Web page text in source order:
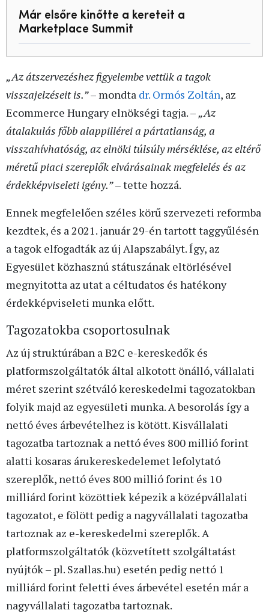
Már elsőre kinőtte a kereteit a
Marketplace Summit
„Az átszervezéshez figyelembe vettük a tagok
visszajelzéseit is.”– mondta dr. Ormós Zoltán, az
Ecommerce Hungary elnökségi tagja. –„Az
átalakulás főbb alappillérei a pártatlanság, a
visszahívhatóság, az elnöki túlsúly mérséklése, az eltérő
méretű piaci szereplők elvárásainak megfelelés és az
érdekképviseleti igény.”– tette hozzá.
Ennek megfelelően széles körű szervezeti reformba
kezdtek, és a 2021. január 29-én tartott taggyűlésén
a tagok elfogadták az új Alapszabályt. Így, az
Egyesület közhasznú státuszának eltörlésével
megnyitotta az utat a céltudatos és hatékony
érdekképviseleti munka előtt.
Tagozatokba csoportosulnak
Az új struktúrában a B2C e-kereskedők és
platformszolgáltatók által alkotott önálló, vállalati
méret szerint szétváló kereskedelmi tagozatokban
folyik majd az egyesületi munka. A besorolás így a
nettó éves árbevételhez is kötött. Kisvállalati
tagozatba tartoznak a nettó éves 800 millió forint
alatti kosaras árukereskedelemet lefolytató
szereplők, nettó éves 800 millió forint és 10
milliárd forint közöttiek képezik a középvállalati
tagozatot, e fölött pedig a nagyvállalati tagozatba
tartoznak az e-kereskedelmi szereplők. A
platformszolgáltatók (közvetített szolgáltatást
nyújtók – pl. Szallas.hu) esetén pedig nettó 1
milliárd forint feletti éves árbevétel esetén már a
nagyvállalati tagozatba tartoznak.